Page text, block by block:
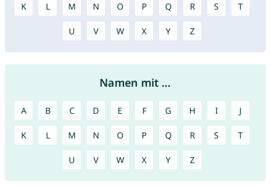
K L M N O P Q R S T
U V W X Y Z
Namen mit ...
A B C D E F G H I J
K L M N O P Q R S T
U V W X Y Z